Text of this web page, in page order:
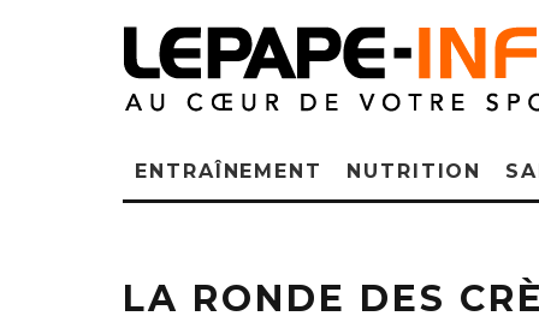
ENTRAÎNEMENT NUTRITION
LA RONDE DES